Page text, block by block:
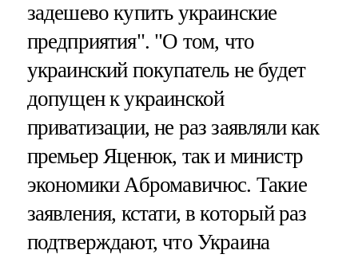
задешево купить украинские
предприятия". "О том, что
украинский покупатель не будет
допущен к украинской
приватизации, не раз заявляли как
премьер Яценюк, так и министр
экономики Абромавичюс. Такие
заявления, кстати, в который раз
подтверждают, что Украина